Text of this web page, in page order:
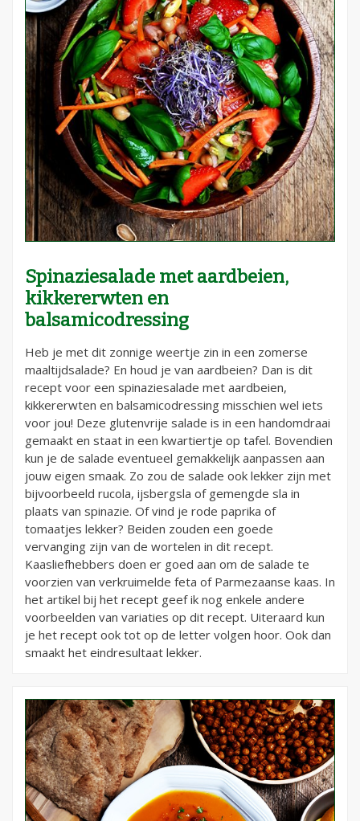
Spinaziesalade met aardbeien,
kikkererwten en
balsamicodressing
Heb je met dit zonnige weertje zin in een zomerse
maaltijdsalade? En houd je van aardbeien? Dan is dit
recept voor een spinaziesalade met aardbeien,
kikkererwten en balsamicodressing misschien wel iets
voor jou! Deze glutenvrije salade is in een handomdraai
gemaakt en staat in een kwartiertje op tafel. Bovendien
kun je de salade eventueel gemakkelijk aanpassen aan
jouw eigen smaak. Zo zou de salade ook lekker zijn met
bijvoorbeeld rucola, ijsbergsla of gemengde sla in
plaats van spinazie. Of vind je rode paprika of
tomaatjes lekker? Beiden zouden een goede
vervanging zijn van de wortelen in dit recept.
Kaasliefhebbers doen er goed aan om de salade te
voorzien van verkruimelde feta of Parmezaanse kaas. In
het artikel bij het recept geef ik nog enkele andere
voorbeelden van variaties op dit recept. Uiteraard kun
je het recept ook tot op de letter volgen hoor. Ook dan
smaakt het eindresultaat lekker.